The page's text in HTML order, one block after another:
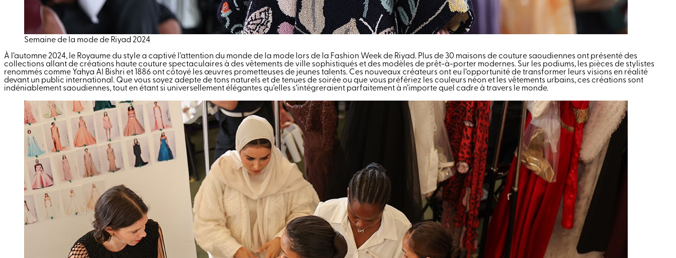
Semaine de la mode de Riyad 2024
À l’automne 2024, le Royaume du style a captivé l’attention du monde de la mode lors de la Fashion Week de Riyad. Plus de 30 maisons de couture saoudiennes ont présenté des
collections allant de créations haute couture spectaculaires à des vêtements de ville sophistiqués et des modèles de prêt-à-porter modernes. Sur les podiums, les pièces de stylistes
renommés comme Yahya Al Bishri et 1886 ont côtoyé les œuvres prometteuses de jeunes talents. Ces nouveaux créateurs ont eu l’opportunité de transformer leurs visions en réalité
devant un public international. Que vous soyez adepte de tons naturels et de tenues de soirée ou que vous préfériez les couleurs néon et les vêtements urbains, ces créations sont
indéniablement saoudiennes, tout en étant si universellement élégantes qu’elles s’intégreraient parfaitement à n’importe quel cadre à travers le monde.